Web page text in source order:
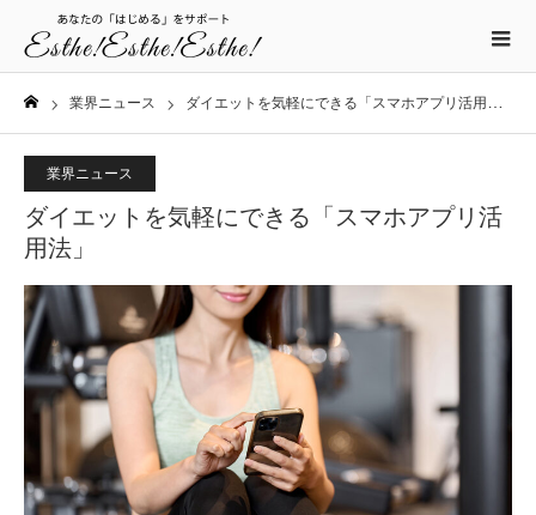
業界ニュース ダイエットを気軽にできる「スマホアプリ活用法」
業界ニュース
ダイエットを気軽にできる「スマホアプリ活
用法」